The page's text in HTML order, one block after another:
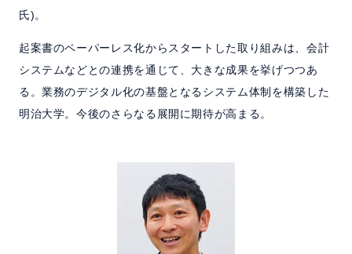
氏)。
起案書のペーパーレス化からスタートした取り組みは、会計
システムなどとの連携を通じて、大きな成果を挙げつつあ
る。業務のデジタル化の基盤となるシステム体制を構築した
明治大学。今後のさらなる展開に期待が高まる。